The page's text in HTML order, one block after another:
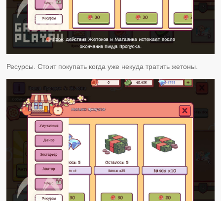
Ресурсы. Стоит покупать когда уже некуда тратить жетоны.